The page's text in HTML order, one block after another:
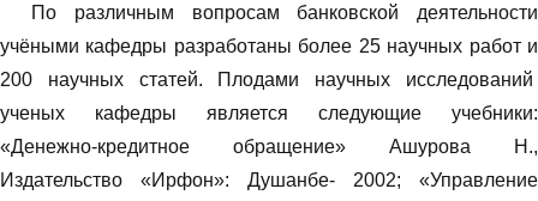
По различным вопросам банковской деятельности
учёными кафедры разработаны более 25 научных работ и
200 научных статей. Плодами научных исследований
ученых кафедры является следующие учебники:
«Денежно-кредитное обращение» Ашурова Н.,
Издательство «Ирфон»: Душанбе- 2002; «Управление